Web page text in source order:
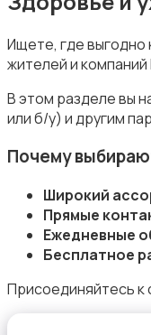
Подгузники и
Радио- и
Ищете, где выгодно
жителей и
В этом разделе вы
или б/у) и другим
Почему
Широкий
Прямые
Ежедневные
Бесплатное
Присоединяйтесь к